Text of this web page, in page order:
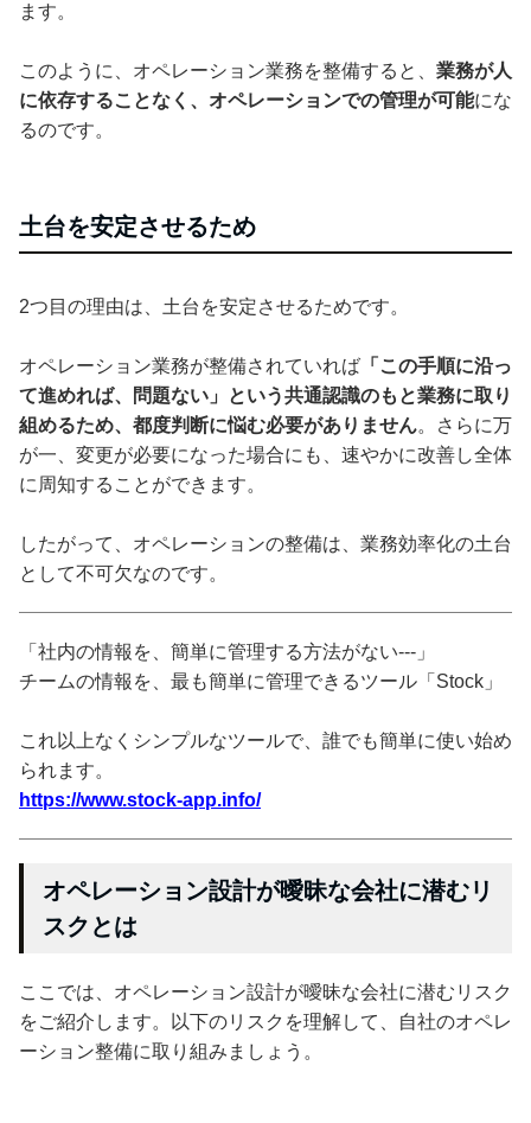
ます。
このように、オペレーション業務を整備すると、 業務が人
に依存することなく、オペレーションでの管理が可能にな
るのです。
土台を安定させるため
2つ目の理由は、土台を安定させるためです。
オペレーション業務が整備されていれば 「この手順に沿っ
て進めれば、問題ない」という共通認識のもと業務に取り
組めるため、都度判断に悩む必要がありません。さらに万
が一、変更が必要になった場合にも、速やかに改善し全体
に周知することができます。
したがって、オペレーションの整備は、業務効率化の土台
として不可欠なのです。
「社内の情報を、簡単に管理する方法がない---」
チームの情報を、最も簡単に管理できるツール「Stock」
これ以上なくシンプルなツールで、誰でも簡単に使い始め
られます。
https://www.stock-app.info/
オペレーション設計が曖昧な会社に潜むリ
スクとは
ここでは、オペレーション設計が曖昧な会社に潜むリスク
をご紹介します。以下のリスクを理解して、自社のオペレ
ーション整備に取り組みましょう。